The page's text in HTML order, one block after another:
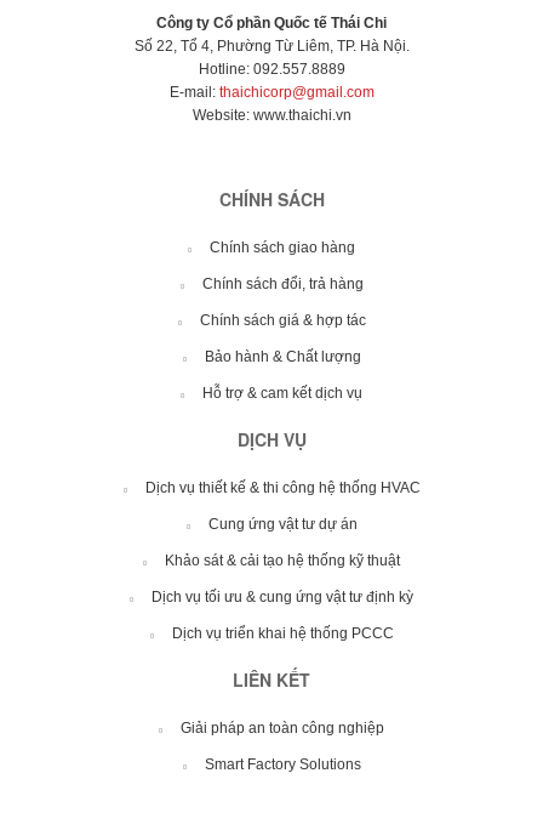
kế tinh tế
đẹp mắt.
Công ty Cổ phần Quốc tế Thái Chi
Số 22, Tổ 4, Phường Từ Liêm, TP. Hà Nội.
Hotline: 092.557.8889
E-mail: thaichicorp@gmail.com
Website: www.thaichi.vn
CHÍNH SÁCH
Chính sách giao hàng
Chính sách đổi, trả hàng
Chính sách giá & hợp tác
Bảo hành & Chất lượng
Hỗ trợ & cam kết dịch vụ
DỊCH VỤ
Dịch vụ thiết kế & thi công hệ thống HVAC
Cung ứng vật tư dự án
Khảo sát & cải tạo hệ thống kỹ thuật
Dịch vụ tối ưu & cung ứng vật tư định kỳ
Dịch vụ triển khai hệ thống PCCC
LIÊN KẾT
Giải pháp an toàn công nghiệp
Smart Factory Solutions